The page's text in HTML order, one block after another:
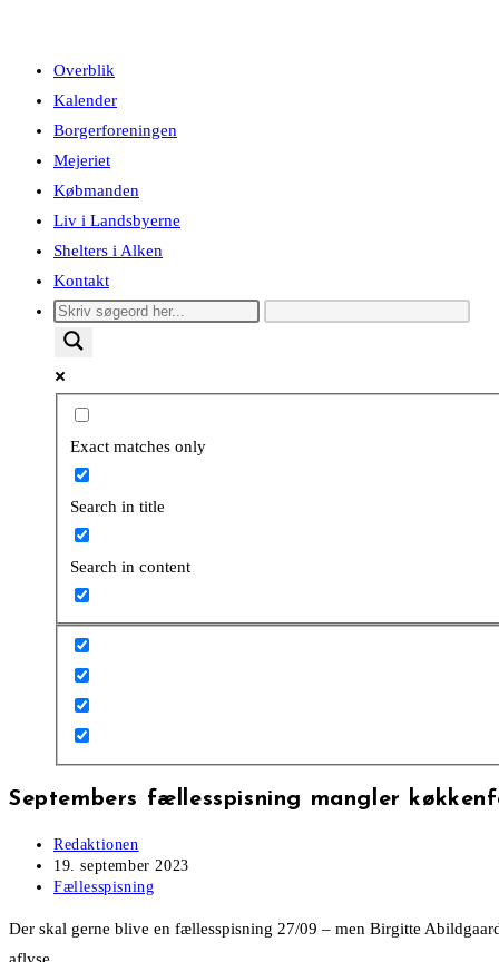
Overblik
Kalender
Borgerforeningen
Mejeriet
Købmanden
Liv i Landsbyerne
Shelters i Alken
Kontakt
Exact matches only
Search in title
Search in content
Septembers fællesspisning mangler
Post
author:
Redaktionen
Post
published:
19. september 2023
Post
Fællesspisning
Der skal gerne blive en fællesspisning 27/09 – men Birgitte
aflyse.